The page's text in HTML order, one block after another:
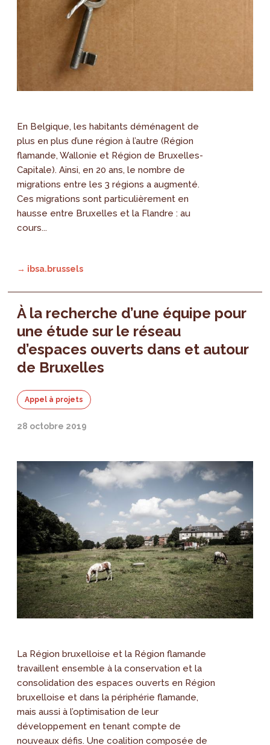
En Belgique, les habitants déménagent de
plus en plus d’une région à l’autre (Région
flamande, Wallonie et Région de Bruxelles-
Capitale). Ainsi, en 20 ans, le nombre de
migrations entre les 3 régions a augmenté.
Ces migrations sont particulièrement en
hausse entre Bruxelles et la Flandre : au
cours...
→ ibsa.brussels
À la recherche d’une équipe pour
une étude sur le réseau
d’espaces ouverts dans et autour
de Bruxelles
Appel à projets
28 octobre 2019
La Région bruxelloise et la Région flamande
travaillent ensemble à la conservation et la
consolidation des espaces ouverts en Région
bruxelloise et dans la périphérie flamande,
mais aussi à l’optimisation de leur
développement en tenant compte de
nouveaux défis. Une coalition composée de